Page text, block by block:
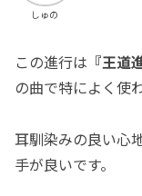
しゅの
この進行は 『王道
の曲で特によく使
耳馴染みの良い心
手が良いです。